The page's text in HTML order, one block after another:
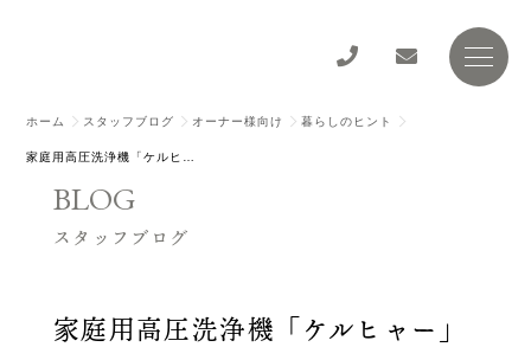
ホーム スタッフブログ オーナー様向け 暮らしのヒント
BLOG
スタッフブログ
家庭用高圧洗浄機「ケルヒャー」